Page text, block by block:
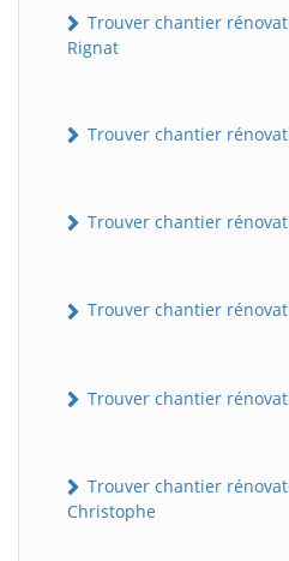
Trouver chantier
Rignat
Trouver chantier
Trouver chantier
Trouver chantier
Trouver chantier
Trouver chantier
Christophe